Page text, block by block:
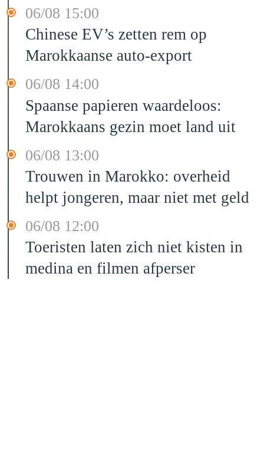
06/08 15:00
Chinese EV’s zetten rem op
Marokkaanse auto-export
06/08 14:00
Spaanse papieren waardeloos:
Marokkaans gezin moet land uit
06/08 13:00
Trouwen in Marokko: overheid
helpt jongeren, maar niet met geld
06/08 12:00
Toeristen laten zich niet kisten in
medina en filmen afperser